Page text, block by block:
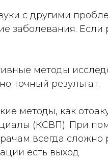
с другими
заболевания.
методы
точный результат.
методы, как
(КСВП). При
всегда сложно
есть выход